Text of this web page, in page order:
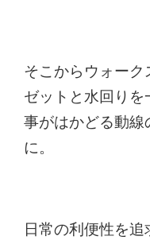
そこからウォー
ゼットと水回り
事がはかどる動線
に。
日常の利便性を